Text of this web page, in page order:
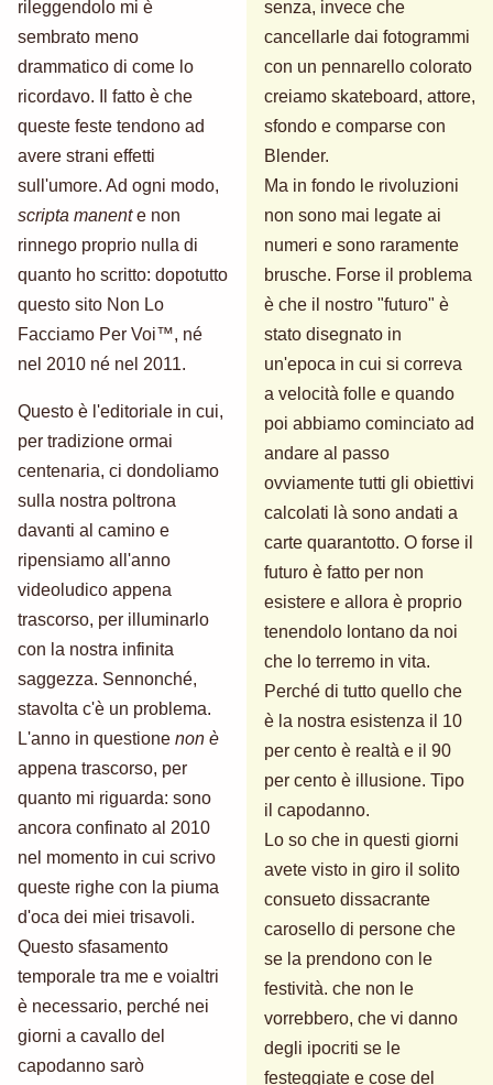
rileggendolo mi è
sembrato meno
drammatico di come lo
ricordavo. Il fatto è che
queste feste tendono ad
avere strani effetti
sull'umore. Ad ogni modo,
scripta manente non
rinnego proprio nulla di
quanto ho scritto: dopotutto
questo sito Non Lo
Facciamo Per Voi™, né
nel 2010 né nel 2011.
Questo è l'editoriale in cui,
per tradizione ormai
centenaria, ci dondoliamo
sulla nostra poltrona
davanti al camino e
ripensiamo all'anno
videoludico appena
trascorso, per illuminarlo
con la nostra infinita
saggezza. Sennonché,
stavolta c'è un problema.
L'anno in questione non è
appena trascorso, per
quanto mi riguarda: sono
ancora confinato al 2010
nel momento in cui scrivo
queste righe con la piuma
d'oca dei miei trisavoli.
Questo sfasamento
temporale tra me e voialtri
è necessario, perché nei
giorni a cavallo del
capodanno sarò
senza, invece che
cancellarle dai fotogrammi
con un pennarello colorato
creiamo skateboard, attore,
sfondo e comparse con
Blender.
Ma in fondo le rivoluzioni
non sono mai legate ai
numeri e sono raramente
brusche. Forse il problema
è che il nostro "futuro" è
stato disegnato in
un'epoca in cui si correva
a velocità folle e quando
poi abbiamo cominciato ad
andare al passo
ovviamente tutti gli obiettivi
calcolati là sono andati a
carte quarantotto. O forse il
futuro è fatto per non
esistere e allora è proprio
tenendolo lontano da noi
che lo terremo in vita.
Perché di tutto quello che
è la nostra esistenza il 10
per cento è realtà e il 90
per cento è illusione. Tipo
il capodanno.
Lo so che in questi giorni
avete visto in giro il solito
consueto dissacrante
carosello di persone che
se la prendono con le
festività. che non le
vorrebbero, che vi danno
degli ipocriti se le
festeggiate e cose del